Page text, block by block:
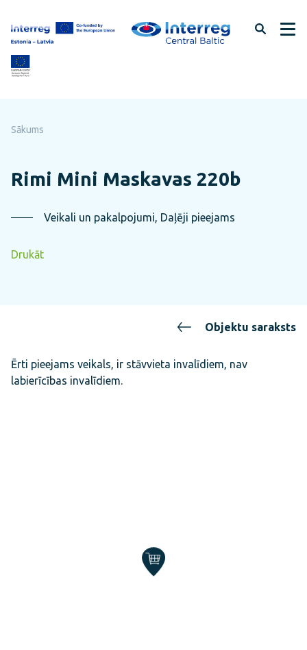
uz
lapas
saturu
Sākums
Rimi Mini Maskavas 220b
Veikali un pakalpojumi, Daļēji pieejams
Drukāt
Objektu saraksts
Ērti pieejams veikals, ir stāvvieta invalīdiem, nav
labierīcības invalīdiem.